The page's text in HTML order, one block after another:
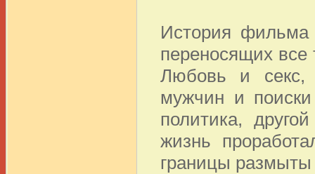
История фильма
переносящих все
Любовь и секс,
мужчин и
политика,
жизнь
границы размыты